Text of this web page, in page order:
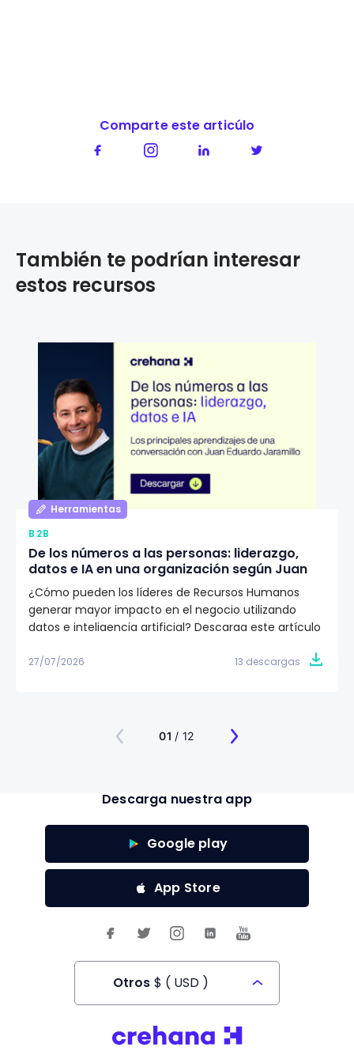
Comparte este articúlo
También te podrían interesar
estos recursos
Herramientas
B2B
De los números a las personas: liderazgo,
datos e IA en una organización según Juan
Eduardo Jaramillo
¿Cómo pueden los líderes de Recursos Humanos
generar mayor impacto en el negocio utilizando
datos e inteligencia artificial? Descarga este artículo
VP de Talento Humano en Emtelco, sobre el papel del
27/07/2026 13 descargas
01 / 12
Descarga nuestra app
Google play
App Store
Otros $ ( USD )